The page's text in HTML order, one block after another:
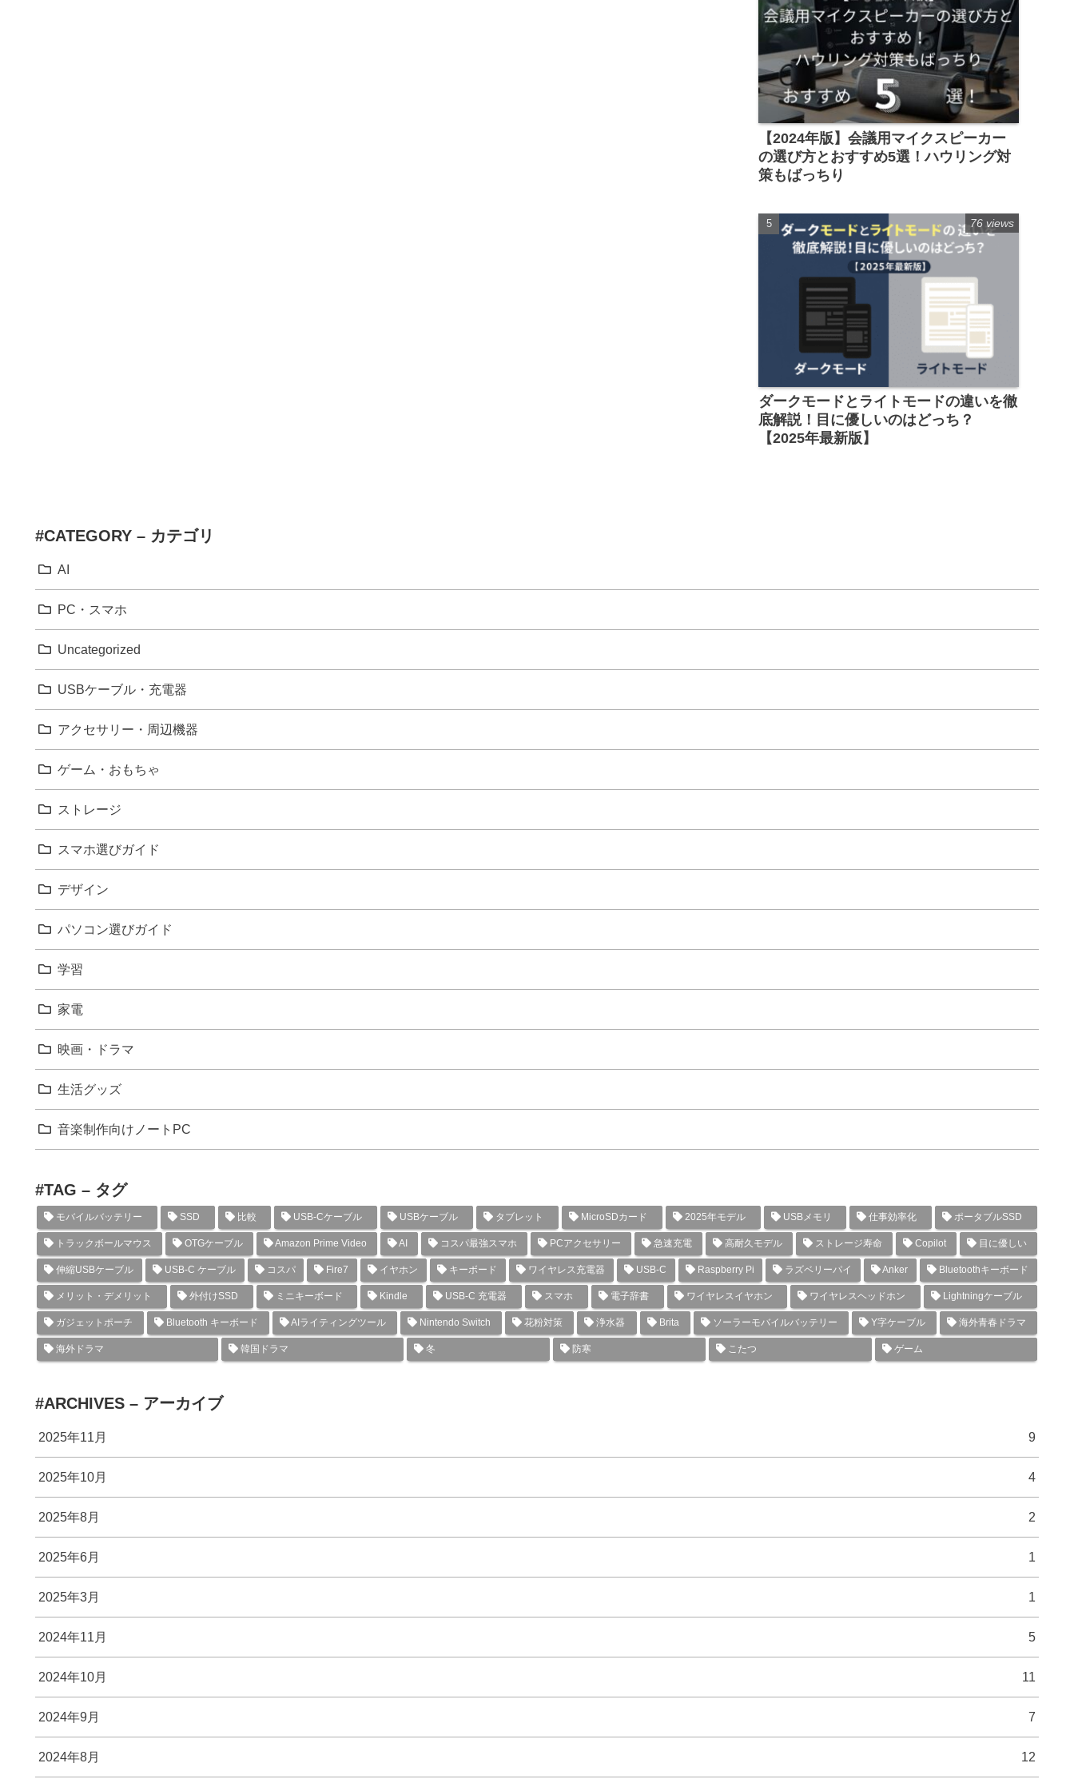
【2024年版】会議用マイクスピーカー
の選び方とおすすめ5選！ハウリング対
策もばっちり
ダークモードとライトモードの違いを徹
底解説！目に優しいのはどっち？
【2025年最新版】
76 views
#CATEGORY – カテゴリ
AI
PC・スマホ
Uncategorized
USBケーブル・充電器
アクセサリー・周辺機器
ゲーム・おもちゃ
ストレージ
スマホ選びガイド
デザイン
パソコン選びガイド
学習
家電
映画・ドラマ
生活グッズ
音楽制作向けノートPC
#TAG – タグ
モバイルバッテリー SSD 比較 USB-Cケーブル USBケーブル タブレット MicroSDカード 2025年モデル USBメモリ 仕事効率化 ポータブルSSD
トラックボールマウス OTGケーブル Amazon Prime Video AI コスパ最強スマホ PCアクセサリー 急速充電 高耐久モデル ストレージ寿命 Copilot 目に優しい
伸縮USBケーブル USB-C ケーブル コスパ Fire7 イヤホン キーボード ワイヤレス充電器 USB-C Raspberry Pi ラズベリーパイ Anker Bluetoothキーボード
メリット・デメリット 外付けSSD ミニキーボード Kindle USB-C 充電器 スマホ 電子辞書 ワイヤレスイヤホン ワイヤレスヘッドホン Lightningケーブル
ガジェットポーチ Bluetooth キーボード AIライティングツール Nintendo Switch 花粉対策 浄水器 Brita ソーラーモバイルバッテリー Y字ケーブル 海外青春ドラマ
海外ドラマ 韓国ドラマ 冬 防寒 こたつ ゲーム
#ARCHIVES – アーカイブ
2025年11月 9
2025年10月 4
2025年8月 2
2025年6月 1
2025年3月 1
2024年11月 5
2024年10月 11
2024年9月 7
2024年8月 12